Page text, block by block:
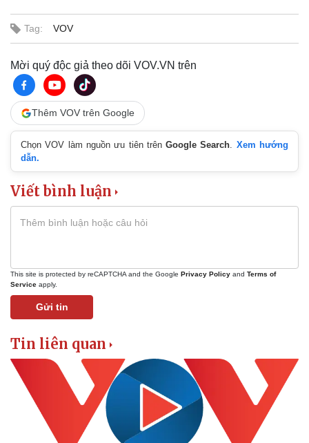
Tag: VOV
Mời quý độc giả theo dõi VOV.VN trên
Thêm VOV trên Google
Chọn VOV làm nguồn ưu tiên trênGoogle Search. Xem hướng
dẫn.
Viết bình luận
This site is protected by reCAPTCHA and the Google Privacy Policy and Terms of
Service apply.
Gửi tin
Tin liên quan